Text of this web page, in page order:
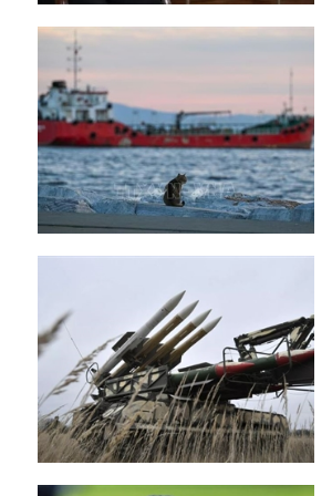
Diego Maradona
Di cư
Dòng chảy phương Bắc 1
Dải Gaza
Facebook
FED
Fansipan
F0
FLC
F-16
Gương sáng
Golf
Giáng sinh